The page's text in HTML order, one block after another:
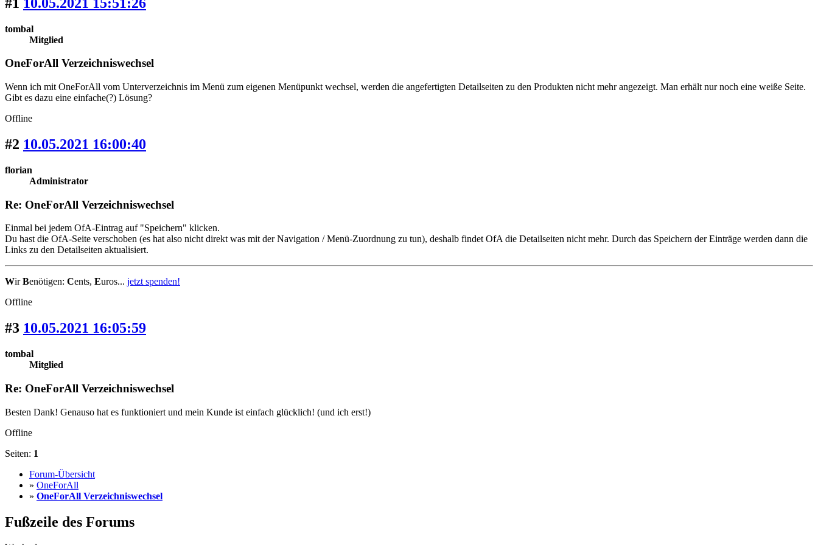
tombal
Mitglied
OneForAll Verzeichniswechsel
Wenn ich mit OneForAll vom Unterverzeichnis im Menü zum eigenen Menüpunkt wechsel, werden die angefertigten Detailseiten zu den Produkten nicht mehr angezeigt. Man erhält nur noch eine weiße Seite.
Gibt es dazu eine einfache(?) Lösung?
Offline
#2 10.05.2021 16:00:40
florian
Administrator
Re: OneForAll Verzeichniswechsel
Einmal bei jedem OfA-Eintrag auf "Speichern" klicken.
Du hast die OfA-Seite verschoben (es hat also nicht direkt was mit der Navigation / Menü-Zuordnung zu tun), deshalb findet OfA die Detailseiten nicht mehr. Durch das Speichern der Einträge werden dann die
Links zu den Detailseiten aktualisiert.
WirBenötigen: Cents, Euros... jetzt spenden!
Offline
#3 10.05.2021 16:05:59
tombal
Mitglied
Re: OneForAll Verzeichniswechsel
Besten Dank! Genauso hat es funktioniert und mein Kunde ist einfach glücklich! (und ich erst!)
Offline
Seiten: 1
Forum-Übersicht
» OneForAll
» OneForAll Verzeichniswechsel
Fußzeile des Forums